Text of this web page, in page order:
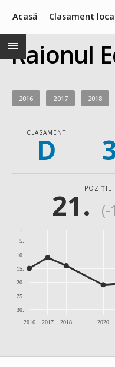
Acasă Clasament
Raionul
2016 2017 2018
CLASAMENT
D
POZIȚIE
21. (-
2016 2017 2018 2020
1.
5.
10.
15.
20.
25.
30.